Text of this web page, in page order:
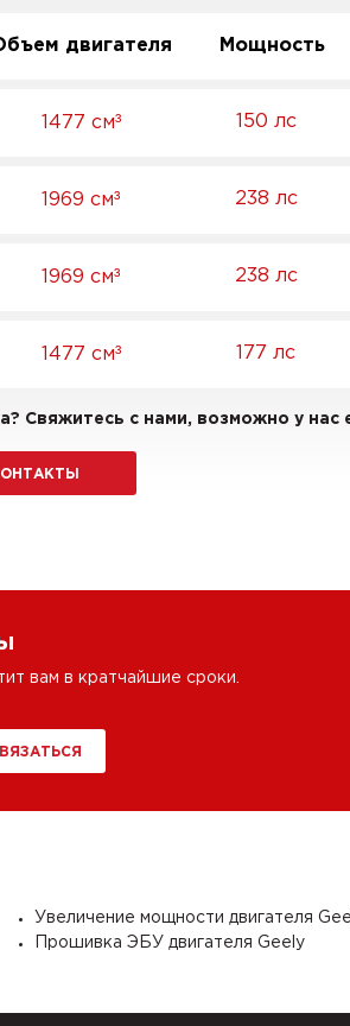
двигателя Мощность
1477 см³ 150 лс
1969 см³ 238 лс
1969 см³ 238 лс
1477 см³ 177 лс
Свяжитесь с нами, возможно у нас
вам в кратчайшие сроки.
Увеличение мощности двигателя
Прошивка ЭБУ двигателя Geely